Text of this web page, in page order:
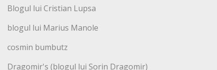
Blogul lui Cristian Lupsa
blogul lui Marius Manole
cosmin bumbutz
Dragomir's (blogul lui Sorin Dragomir)